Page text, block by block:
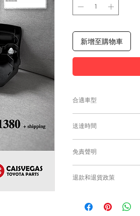
新增至購物車
合適車型
送達時間
零件均從車廠或供應
需時感謝您的耐心等
免責聲明
或退貨/換貨。付款前
錯誤訂購的零件，
根據零件的庫存
退款和退貨政策